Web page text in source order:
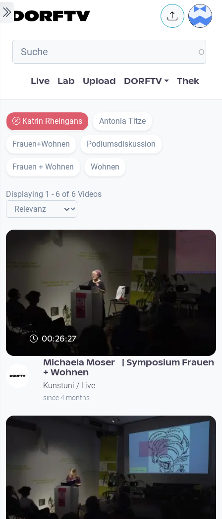
Skip to main content User
Hauptnavigation
Live Lab Upload DORFTV Thek
Katrin Rheingans Antonia Titze
Frauen+Wohnen Podiumsdiskussion
Frauen + Wohnen Wohnen
Displaying 1 - 6 of 6 Videos
00:26:27
Michaela Moser | Symposium Frauen
+ Wohnen
Kunstuni / Live
since 4 months